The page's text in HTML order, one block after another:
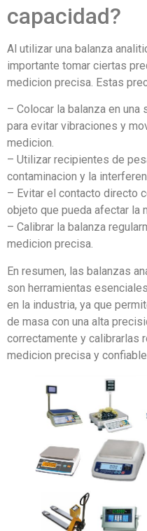
capacidad?
Al utilizar una balanza
importante tomar ciertas
medicion precisa. Estas
– Colocar la balanza en
para evitar vibraciones y
medicion.
– Utilizar recipientes de
contaminacion y la
– Evitar el contacto directo
objeto que pueda afectar la
– Calibrar la balanza
medicion precisa.
En resumen, las balanzas
son herramientas
en la industria, ya que
de masa con una alta
correctamente y calibrarlas
medicion precisa y confiable.